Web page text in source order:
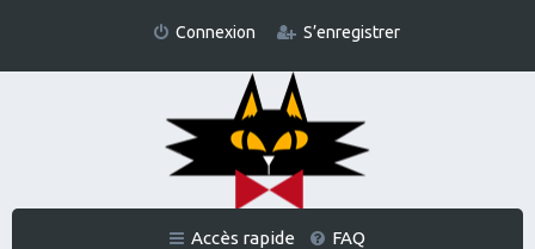
Connexion S’enregistrer
Accès rapide FAQ